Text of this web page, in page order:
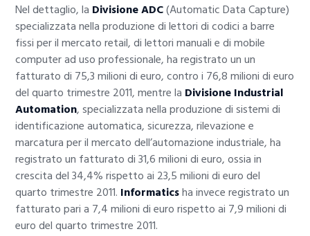
Nel dettaglio, la Divisione ADC(Automatic Data Capture)
specializzata nella produzione di lettori di codici a barre
fissi per il mercato retail, di lettori manuali e di mobile
computer ad uso professionale, ha registrato un un
fatturato di 75,3 milioni di euro, contro i 76,8 milioni di euro
del quarto trimestre 2011, mentre la Divisione Industrial
Automation, specializzata nella produzione di sistemi di
identificazione automatica, sicurezza, rilevazione e
marcatura per il mercato dell’automazione industriale, ha
registrato un fatturato di 31,6 milioni di euro, ossia in
crescita del 34,4% rispetto ai 23,5 milioni di euro del
quarto trimestre 2011. Informaticsha invece registrato un
fatturato pari a 7,4 milioni di euro rispetto ai 7,9 milioni di
euro del quarto trimestre 2011.